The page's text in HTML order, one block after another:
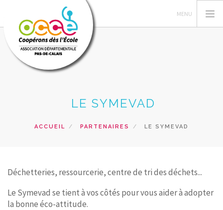
GERER SA COOPERATIVE
RECHERCHER
CONTACT
LE SYMEVAD
ACCUEIL PARTENAIRES LE SYMEVAD
Déchetteries, ressourcerie, centre de tri des déchets...
Le Symevad se tient à vos côtés pour vous aider à adopter
la bonne éco-attitude.